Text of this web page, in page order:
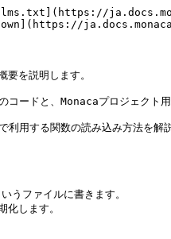
を説明します。
ドと、Monacaプロジェクト用
する関数の読み込み方法を解